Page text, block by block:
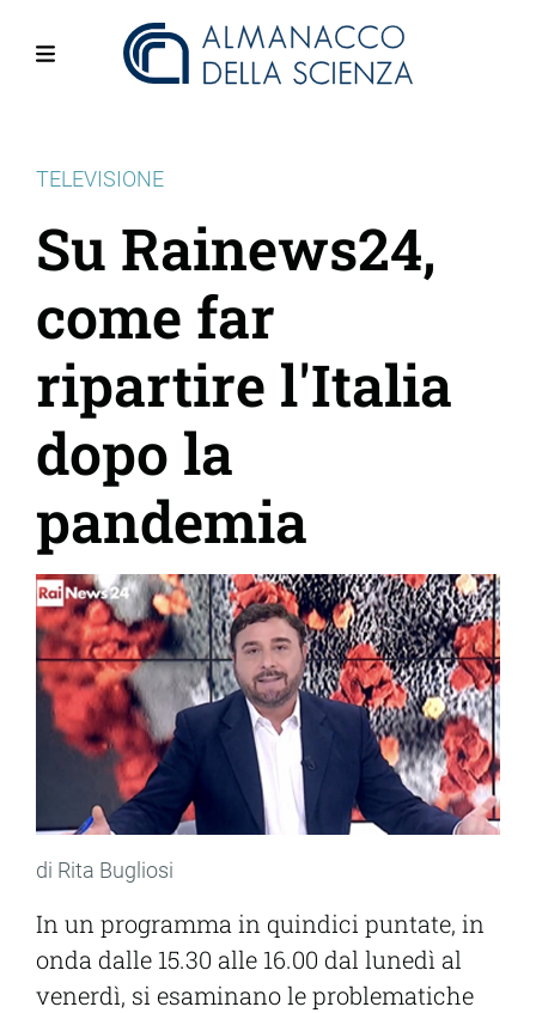
TELEVISIONE
Su Rainews24,
come far
ripartire l'Italia
dopo la
pandemia
di Rita Bugliosi
In un programma in quindici puntate, in
onda dalle 15.30 alle 16.00 dal lunedì al
venerdì, si esaminano le problematiche